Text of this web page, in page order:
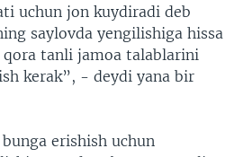
uchun jon kuydiradi deb
saylovda yengilishiga hissa
qora tanli jamoa talablarini
kerak”, - deydi yana bir
erishish uchun